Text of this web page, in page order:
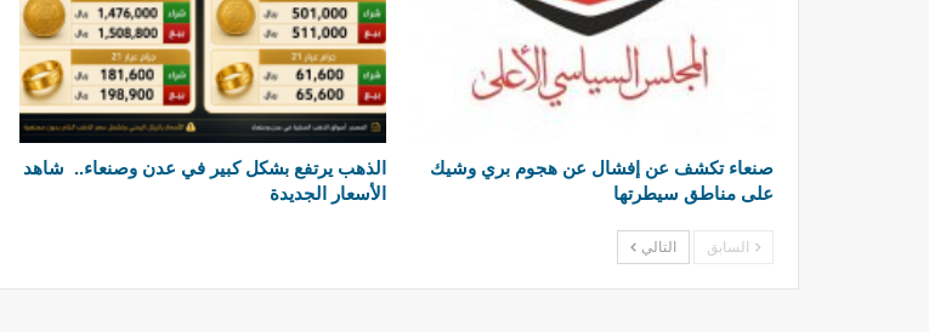
صنعاء تكشف عن إفشال عن هجوم بري وشيك
على مناطق سيطرتها
الذهب يرتفع بشكل كبير في عدن وصنعاء.. شاهد
الأسعار الجديدة
السابق التالي